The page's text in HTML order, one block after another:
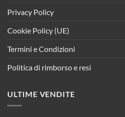
Privacy Policy
Cookie Policy (UE)
Termini e Condizioni
Politica di rimborso e resi
ULTIME VENDITE